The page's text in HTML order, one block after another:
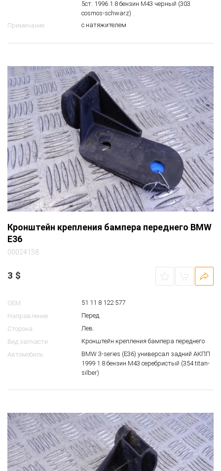
5ст. 1996 1.8 бензин M43 черный (303
cosmos-schwarz)
Примечание
с натяжителем
Кронштейн крепления бампера переднего BMW
E36
00024158
3 $
OEM
51 11 8 122 577
Направление
Перед.
Сторона
Лев.
Вид запчасти
Кронштейн крепления бампера переднего
Автомобиль
BMW 3-series (E36) универсал задний АКПП
1999 1.8 бензин M43 серебристый (354 titan-
silber)